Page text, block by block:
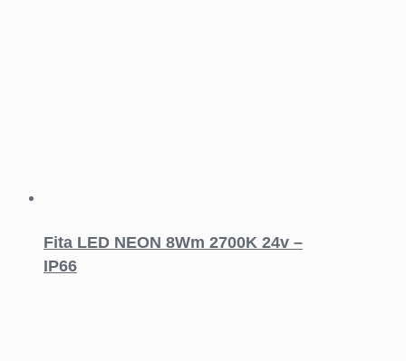
Fita LED NEON 8Wm 2700K 24v –
IP66